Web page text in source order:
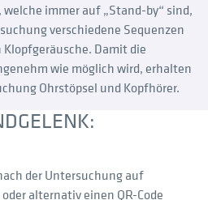
immer auf „Stand-by“ sind,
verschiedene Sequenzen
Damit die
wie möglich wird, erhalten
Ohrstöpsel und Kopfhörer.
der Untersuchung auf
alternativ einen QR-Code